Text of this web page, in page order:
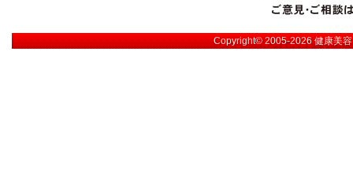
Copyright© 2005-2026健康美